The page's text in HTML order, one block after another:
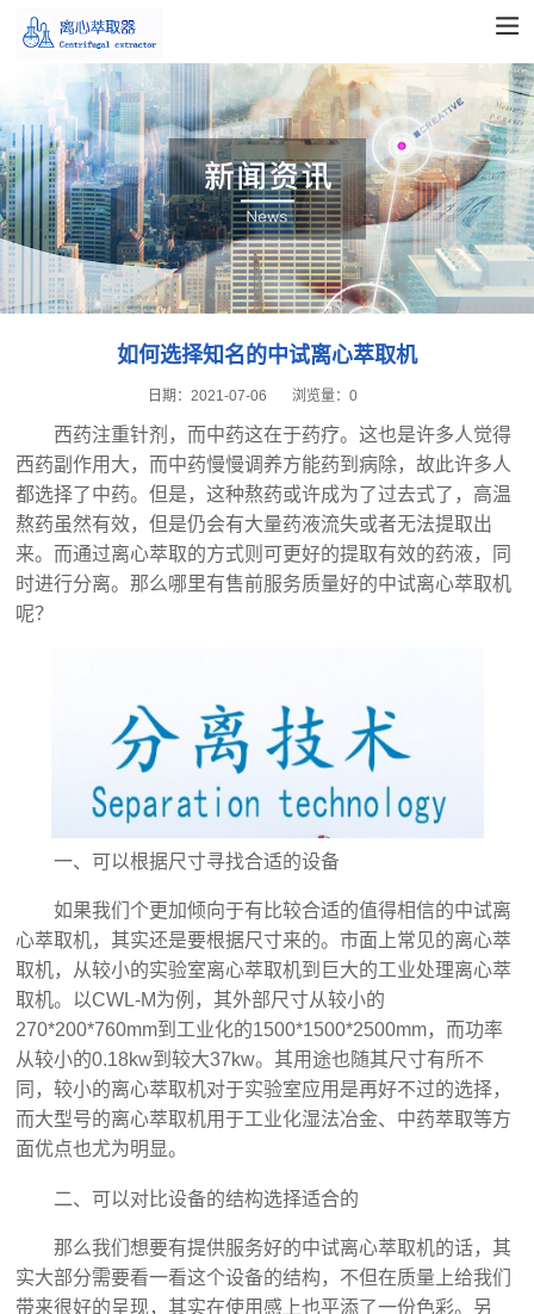
如何选择知名的中试离心萃取机
2021-07-06
日期： 浏览量：0
西药注重针剂，而中药这在于药疗。这也是许多人觉得
西药副作用大，而中药慢慢调养方能药到病除，故此许多人
都选择了中药。但是，这种熬药或许成为了过去式了，高温
熬药虽然有效，但是仍会有大量药液流失或者无法提取出
来。而通过离心萃取的方式则可更好的提取有效的药液，同
时进行分离。那么哪里有售前服务质量好的中试离心萃取机
呢？
一、可以根据尺寸寻找合适的设备
如果我们个更加倾向于有比较合适的值得相信的中试离
心萃取机，其实还是要根据尺寸来的。市面上常见的离心萃
取机，从较小的实验室离心萃取机到巨大的工业处理离心萃
取机。以CWL-M为例，其外部尺寸从较小的
270*200*760mm到工业化的1500*1500*2500mm，而功率
从较小的0.18kw到较大37kw。其用途也随其尺寸有所不
同，较小的离心萃取机对于实验室应用是再好不过的选择，
而大型号的离心萃取机用于工业化湿法冶金、中药萃取等方
面优点也尤为明显。
二、可以对比设备的结构选择适合的
那么我们想要有提供服务好的中试离心萃取机的话，其
实大部分需要看一看这个设备的结构，不但在质量上给我们
带来很好的呈现，其实在使用感上也平添了一份色彩。另